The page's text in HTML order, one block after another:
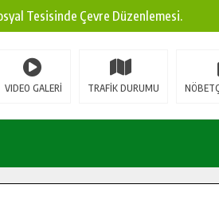
Tesisinde Çevre Düzenlemesi.
Yatırımı.
Bilgi Türk Tarımına Katkı Sağlayacak.
VIDEO GALERİ TRAFİK DURUMU